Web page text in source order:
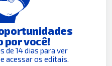
por você!
de 14 dias para ver
acessar os editais.